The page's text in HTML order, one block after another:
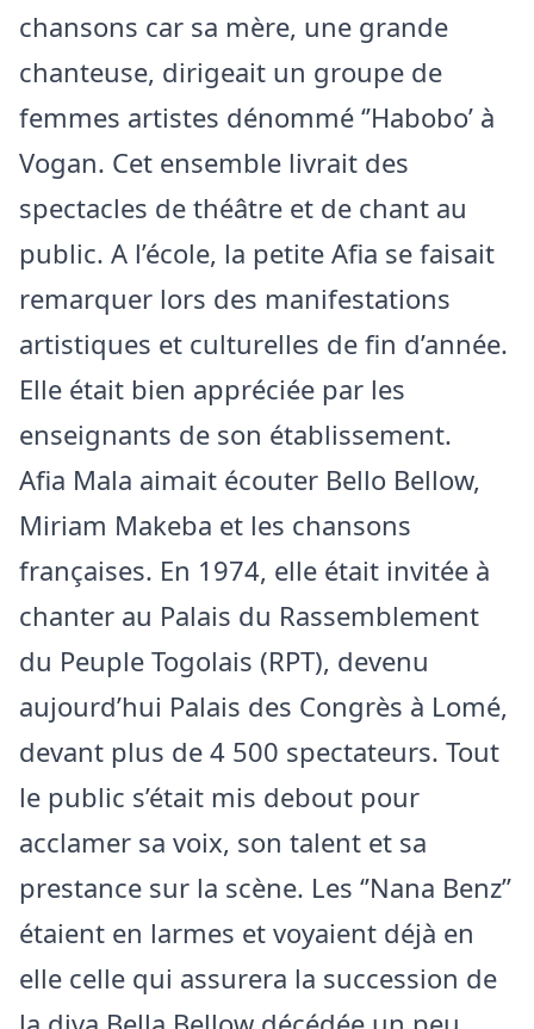
chansons car sa mère, une grande
chanteuse, dirigeait un groupe de
femmes artistes dénommé ‘’Habobo’ à
Vogan. Cet ensemble livrait des
spectacles de théâtre et de chant au
public. A l’école, la petite Afia se faisait
remarquer lors des manifestations
artistiques et culturelles de fin d’année.
Elle était bien appréciée par les
enseignants de son établissement.
Afia Mala aimait écouter Bello Bellow,
Miriam Makeba et les chansons
françaises. En 1974, elle était invitée à
chanter au Palais du Rassemblement
du Peuple Togolais (RPT), devenu
aujourd’hui Palais des Congrès à Lomé,
devant plus de 4 500 spectateurs. Tout
le public s’était mis debout pour
acclamer sa voix, son talent et sa
prestance sur la scène. Les ‘’Nana Benz’’
étaient en larmes et voyaient déjà en
elle celle qui assurera la succession de